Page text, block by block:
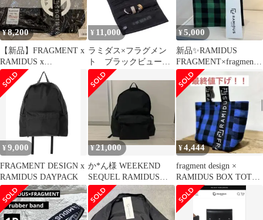
¥8,200
【新品】FRAGMENT x
RAMIDUS x
SUNBRELLA TOTE
¥ 11,000
ラミダス×フラグメン
ト ブラックビューテ
ィー ACCESSORY
CASE
¥5,000
新品✨️RAMIDUS
FRAGMENT×fragment
designミニバッグ
¥ 9,000
FRAGMENT DESIGN x
RAMIDUS DAYPACK
¥21,000
か*ん様 WEEKEND
SEQUEL RAMIDUS
FRAGMENT バック
¥4,444
fragment design ×
RAMIDUS BOX TOTE
BAG S